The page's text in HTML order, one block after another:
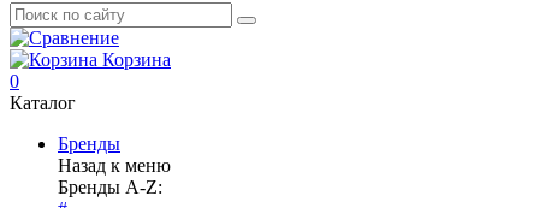
Корзина
0
Каталог
Бренды
Назад к меню
Бренды A-Z: